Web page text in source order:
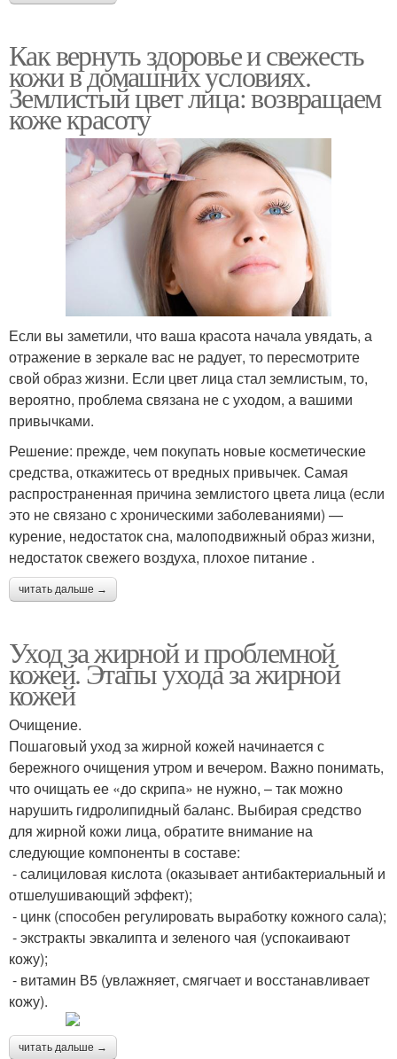
Как вернуть здоровье и свежесть
кожи в домашних условиях.
Землистый цвет лица: возвращаем
коже красоту
Если вы заметили, что ваша красота начала увядать, а
отражение в зеркале вас не радует, то пересмотрите
свой образ жизни. Если цвет лица стал землистым, то,
вероятно, проблема связана не с уходом, а вашими
привычками.
Решение: прежде, чем покупать новые косметические
средства, откажитесь от вредных привычек. Самая
распространенная причина землистого цвета лица (если
это не связано с хроническими заболеваниями) —
курение, недостаток сна, малоподвижный образ жизни,
недостаток свежего воздуха, плохое питание .
читать дальше →
Уход за жирной и проблемной
кожей. Этапы ухода за жирной
кожей
Очищение.
Пошаговый уход за жирной кожей начинается с
бережного очищения утром и вечером. Важно понимать,
что очищать ее «до скрипа» не нужно, – так можно
нарушить гидролипидный баланс. Выбирая средство
для жирной кожи лица, обратите внимание на
следующие компоненты в составе:
- салициловая кислота (оказывает антибактериальный и
отшелушивающий эффект);
- цинк (способен регулировать выработку кожного сала);
- экстракты эвкалипта и зеленого чая (успокаивают
кожу);
- витамин В5 (увлажняет, смягчает и восстанавливает
кожу).
читать дальше →